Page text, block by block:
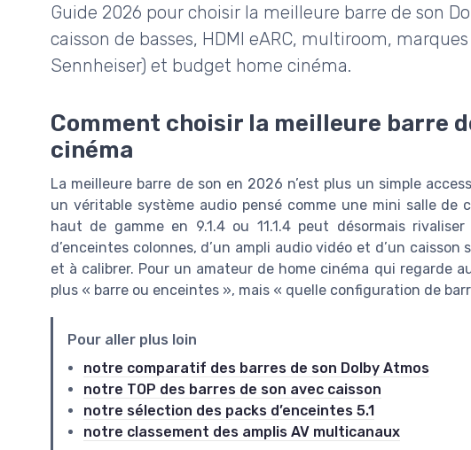
Guide 2026 pour choisir la meilleure barre de son
caisson de basses, HDMI eARC, multiroom,
Sennheiser) et budget home cinéma.
Comment choisir la meilleure barre
cinéma
La meilleure barre de son en 2026 n’est plus un simple
un véritable système audio pensé comme une mini salle de
haut de gamme en 9.1.4 ou 11.1.4 peut désormais
d’enceintes colonnes, d’un ampli audio vidéo et d’un
et à calibrer. Pour un amateur de home cinéma qui regarde
plus « barre ou enceintes », mais « quelle configuration de
Pour aller plus loin
notre comparatif des barres de son Dolby Atmos
notre TOP des barres de son avec caisson
notre sélection des packs d’enceintes 5.1
notre classement des amplis AV multicanaux